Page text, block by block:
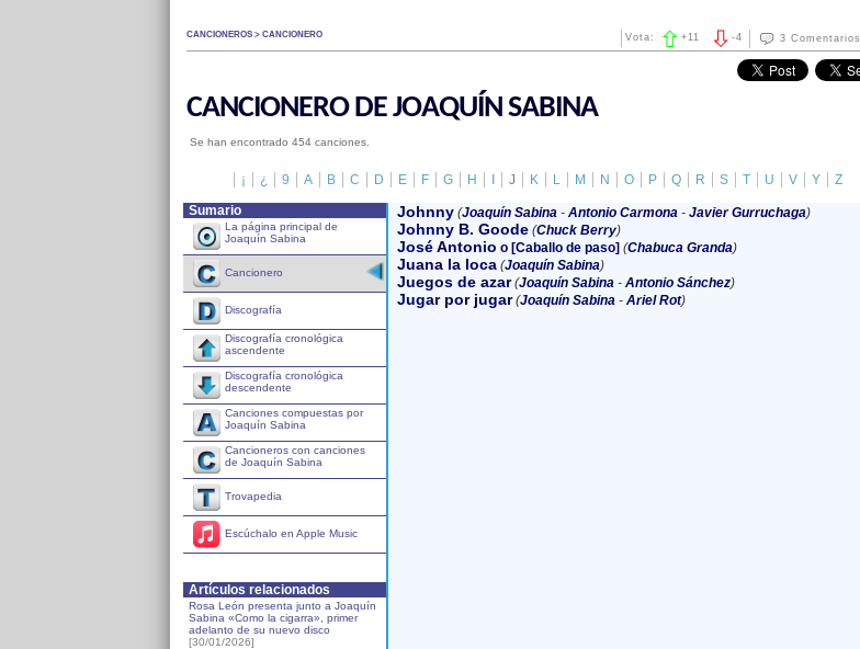
CANCIONEROS > CANCIONERO 3 Comentarios
-4
Vota: +11
CANCIONERO DE JOAQUÍN SABINA
Se han encontrado 454 canciones.
¡ ¿ 9 A B C D E F G H J K L M N O P Q R S T U V Y
Z
Sumario
La página principal de
Joaquín Sabina
Cancionero
Discografía
Discografía cronológica
ascendente
Discografía cronológica
descendente
Canciones compuestas por
Joaquín Sabina
Cancioneros con canciones
de Joaquín Sabina
Trovapedia
Escúchalo en Apple Music
Artículos relacionados
Rosa León presenta junto a Joaquín
Sabina «Como la cigarra», primer
adelanto de su nuevo disco
[30/01/2026]
Johnny (Joaquín Sabina- Antonio Carmona- Javier Gurruchaga)
Johnny B. Goode (Chuck Berry)
José Antonio o [Caballo de paso] (Chabuca Granda)
Juana la loca (Joaquín Sabina)
Juegos de azar (Joaquín Sabina- Antonio Sánchez)
Jugar por jugar (Joaquín Sabina- Ariel Rot)